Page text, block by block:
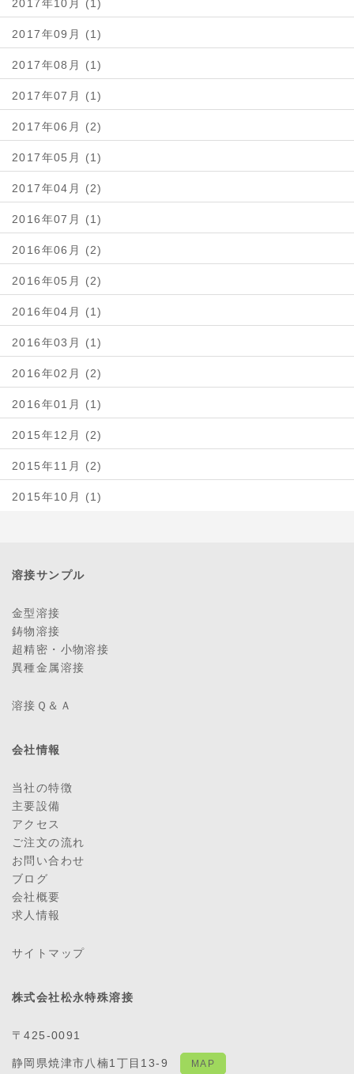
2017年10月 (1)
2017年09月 (1)
2017年08月 (1)
2017年07月 (1)
2017年06月 (2)
2017年05月 (1)
2017年04月 (2)
2016年07月 (1)
2016年06月 (2)
2016年05月 (2)
2016年04月 (1)
2016年03月 (1)
2016年02月 (2)
2016年01月 (1)
2015年12月 (2)
2015年11月 (2)
2015年10月 (1)
溶接サンプル
金型溶接
鋳物溶接
超精密・小物溶接
異種金属溶接
溶接Ｑ＆Ａ
会社情報
当社の特徴
主要設備
アクセス
ご注文の流れ
お問い合わせ
ブログ
会社概要
求人情報
サイトマップ
株式会社松永特殊溶接
〒425-0091
静岡県焼津市八楠1丁目13-9 MAP